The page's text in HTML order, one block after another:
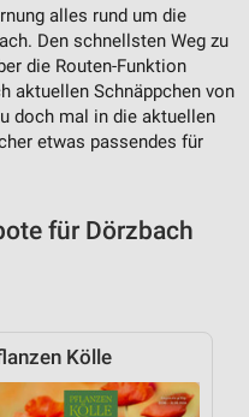
alles rund um die
Den schnellsten Weg zu
die Routen-Funktion
aktuellen Schnäppchen von
doch mal in die aktuellen
etwas passendes für
für Dörzbach
Kölle
oder
Angebote
Auswahl von